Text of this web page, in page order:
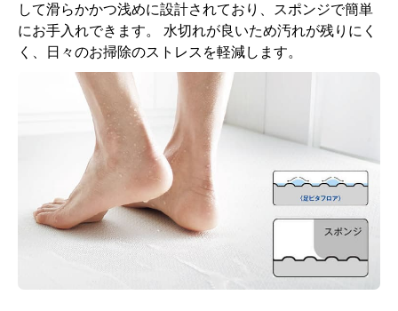
して滑らかかつ浅めに設計されており、スポンジで簡単
にお手入れできます。 水切れが良いため汚れが残りにく
く、日々のお掃除のストレスを軽減します。